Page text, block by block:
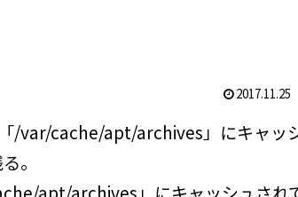
2017.11.25
/var/cache/apt/archives」にキャッ
。
apt/archives」にキャッシュされ